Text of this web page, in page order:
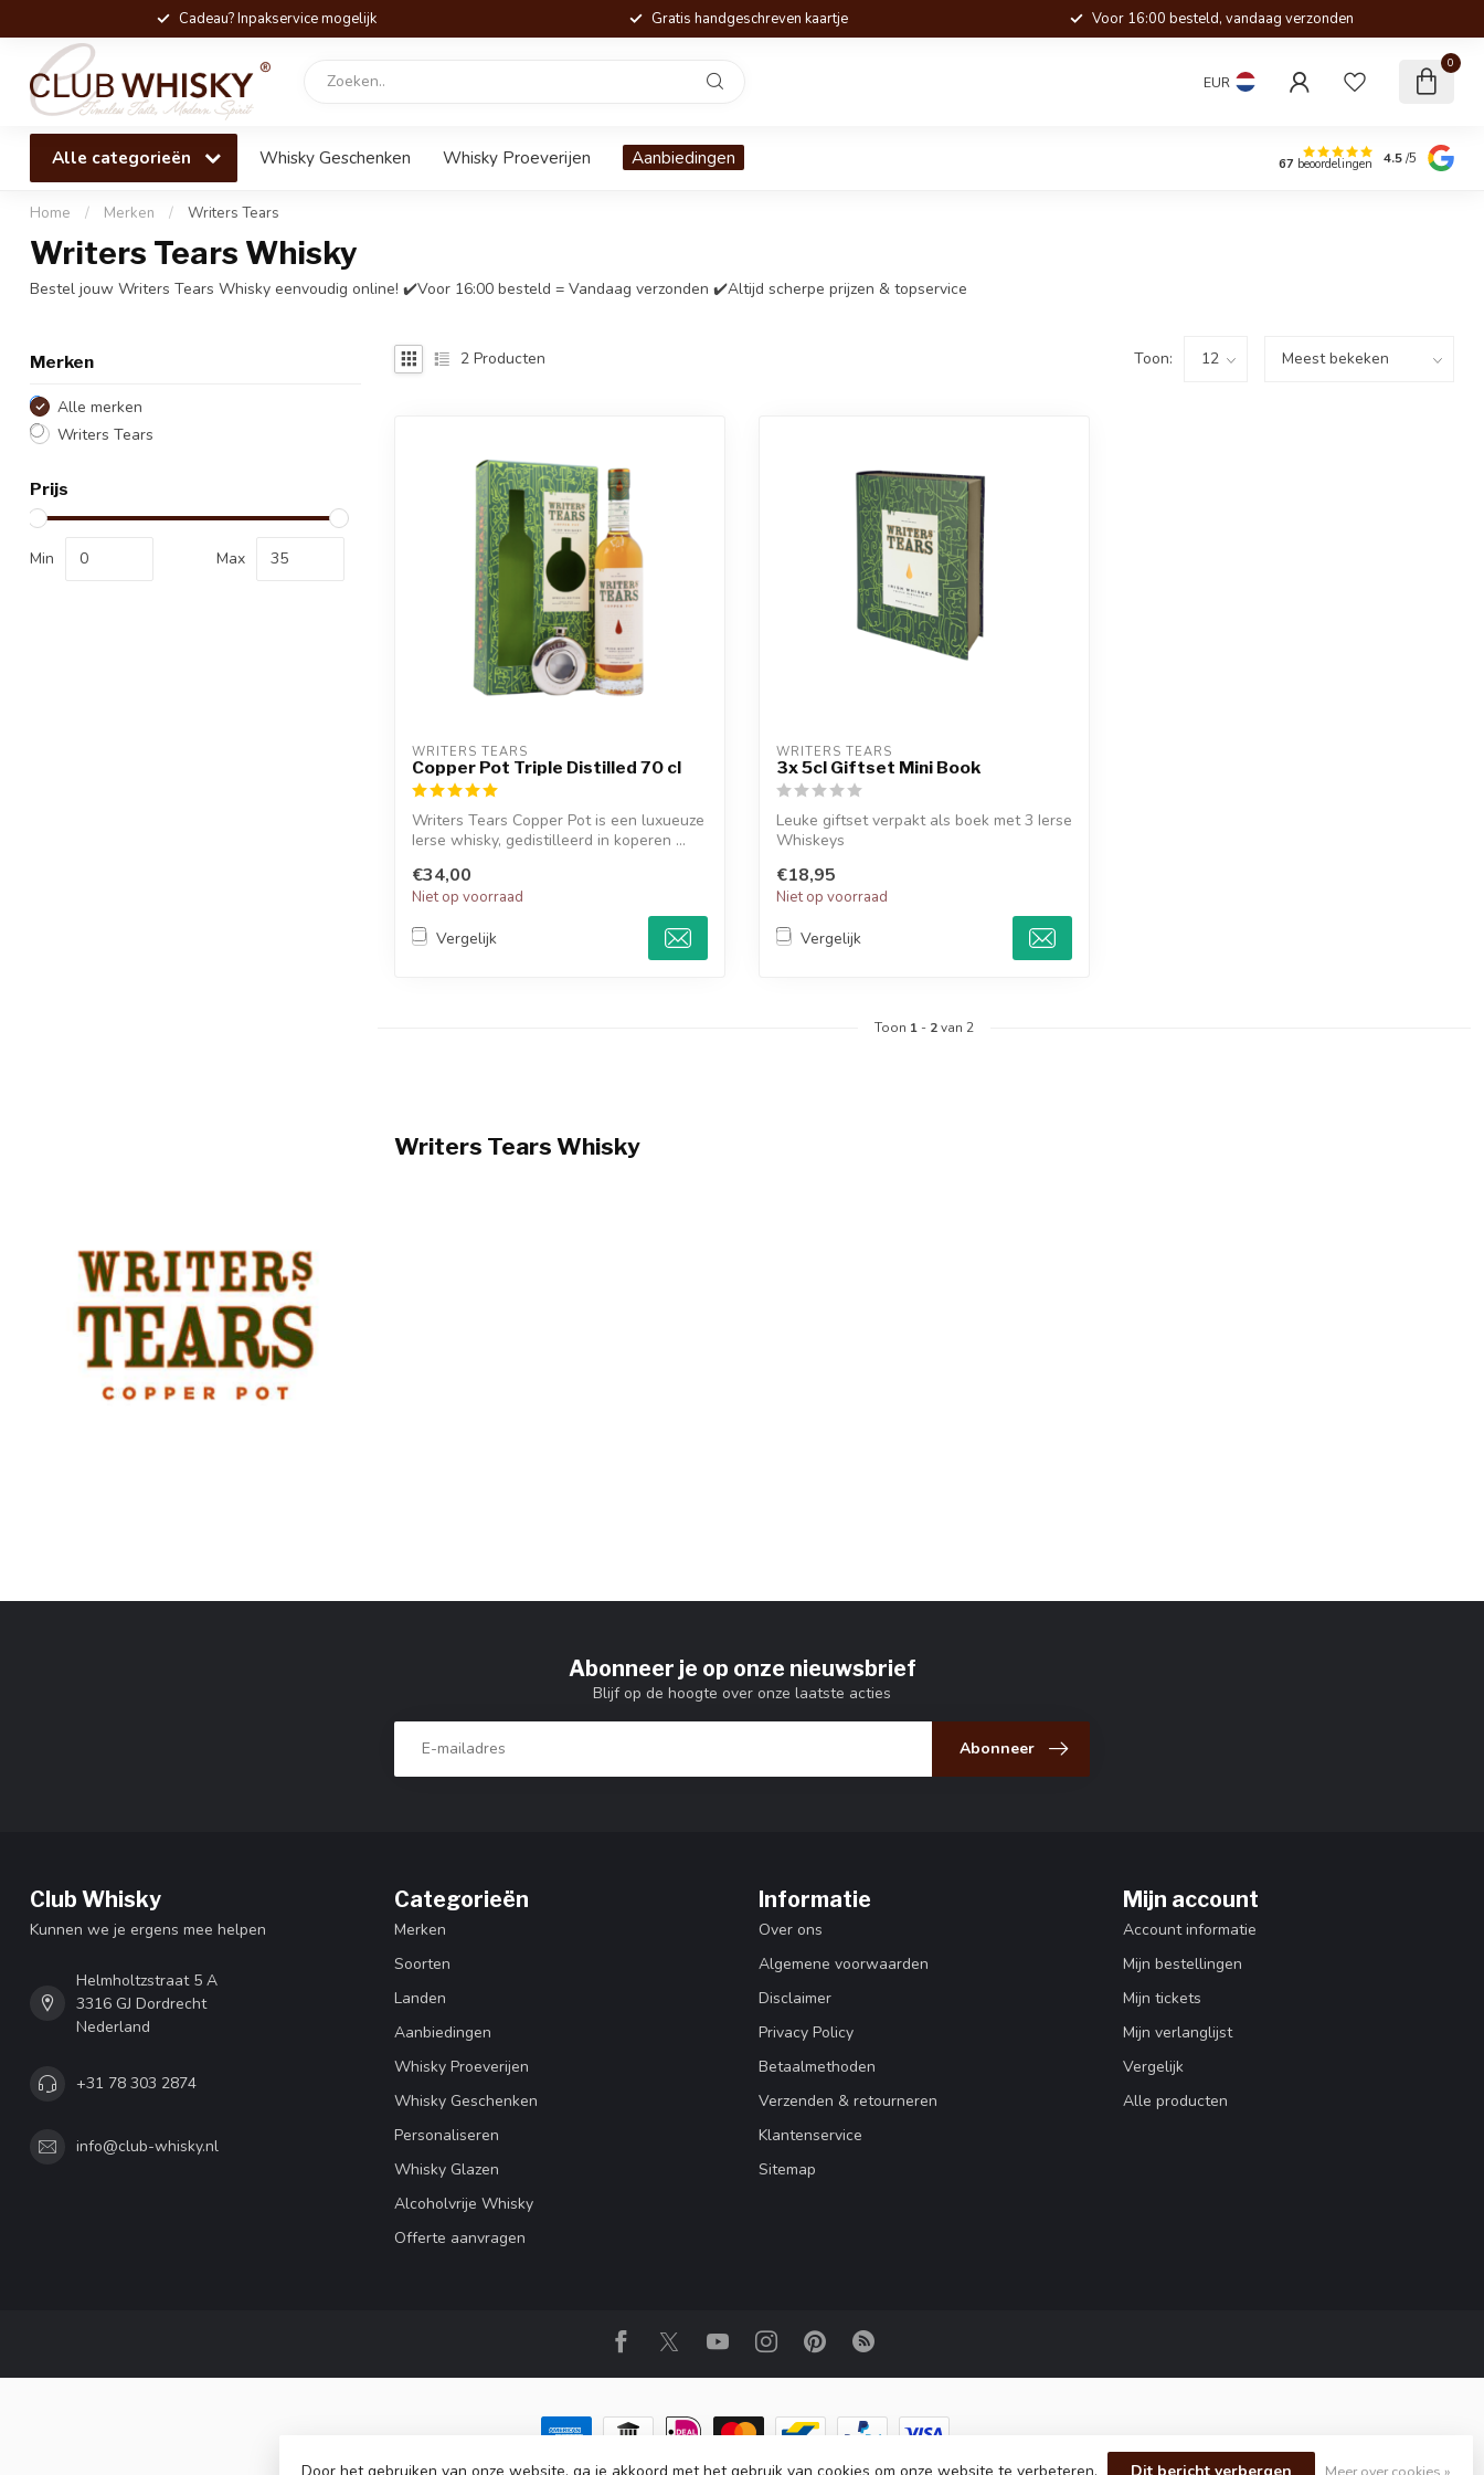
Cadeau? Inpakservice mogelijk Gratis handgeschreven kaartje Voor 16:00 besteld, vandaag verzonden
EUR
0
Alle categorieën Whisky Geschenken Whisky Proeverijen Aanbiedingen 67 beoordelingen 4.5/5
Home / Merken / Writers Tears
Writers Tears Whisky
Bestel jouw Writers Tears Whisky eenvoudig online! ✔️Voor 16:00 besteld = Vandaag verzonden ✔️Altijd scherpe prijzen & topservice
Merken
Alle merken
Writers Tears
Prijs
Min Max
2 Producten Toon:
WRITERS TEARS
Copper Pot Triple Distilled 70 cl
Writers Tears Copper Pot is een luxueuze
Ierse whisky, gedistilleerd in koperen ...
€34,00
Niet op voorraad
Vergelijk
WRITERS TEARS
3x 5cl Giftset Mini Book
Leuke giftset verpakt als boek met 3 Ierse
Whiskeys
€18,95
Niet op voorraad
Vergelijk
Toon 1 - 2van 2
Writers Tears Whisky
Abonneer je op onze nieuwsbrief
Blijf op de hoogte over onze laatste acties
Abonneer
Club Whisky
Kunnen we je ergens mee helpen
Helmholtzstraat 5 A
3316 GJ Dordrecht
Nederland
+31 78 303 2874
info@club-whisky.nl
Categorieën
Merken
Soorten
Landen
Aanbiedingen
Whisky Proeverijen
Whisky Geschenken
Personaliseren
Whisky Glazen
Alcoholvrije Whisky
Offerte aanvragen
Informatie
Over ons
Algemene voorwaarden
Disclaimer
Privacy Policy
Betaalmethoden
Verzenden & retourneren
Klantenservice
Sitemap
Mijn account
Account informatie
Mijn bestellingen
Mijn tickets
Mijn verlanglijst
Vergelijk
Alle producten
Meer over cookies »